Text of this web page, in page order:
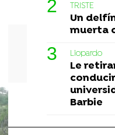
TRISTE
Un
muerta
Liopardo
Le
Barbie